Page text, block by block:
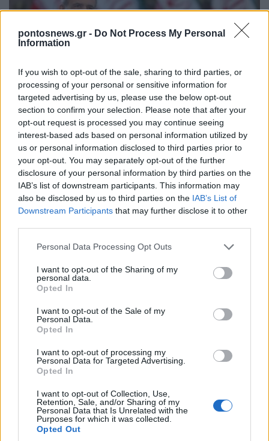
pontosnews.gr - Do Not Process My Personal
Information
If you wish to opt-out of the sale, sharing to third parties, or
processing of your personal or sensitive information for
targeted advertising by us, please use the below opt-out
section to confirm your selection. Please note that after your
opt-out request is processed you may continue seeing
interest-based ads based on personal information utilized by
us or personal information disclosed to third parties prior to
your opt-out. You may separately opt-out of the further
disclosure of your personal information by third parties on the
IAB’s list of downstream participants. This information may
also be disclosed by us to third parties on the IAB’s List of
Downstream Participants that may further disclose it to other
Please note that this website/app uses one or more Google
not limited to your visit or usage behaviour. You may click to
grant or deny consent to Google and its third-party tags to
use your data for below specified purposes in below Google
consent section.
Personal Data Processing Opt Outs
I want to opt-out of the Sharing of my
personal data.
Opted In
I want to opt-out of the Sale of my
Personal Data.
Opted In
I want to opt-out of processing my
Personal Data for Targeted Advertising.
Opted In
I want to opt-out of Collection, Use,
Retention, Sale, and/or Sharing of my
Personal Data that Is Unrelated with the
Purposes for which it was collected.
Opted Out
ΚΟΣΜΟΣ
Πολιτικές αναταράξεις στο Ιράν και διπλωματικός
πυρετός για τα Στενά του Ορμούζ
6/08/2026 - 11:07πμ
ΚΟΣΜΟΣ
στον καθορισμό νέας διαδρομής διέλευσης των
πλοίων
5/08/2026 - 9:12μμ